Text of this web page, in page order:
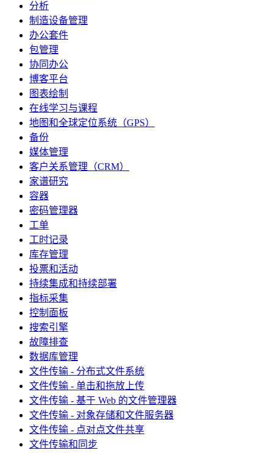
分析
制造设备管理
办公套件
包管理
协同办公
博客平台
图表绘制
在线学习与课程
地图和全球定位系统（GPS）
备份
媒体管理
客户关系管理（CRM）
家谱研究
容器
密码管理器
工单
工时记录
库存管理
投票和活动
持续集成和持续部署
指标采集
控制面板
搜索引擎
故障排查
数据库管理
文件传输 - 分布式文件系统
文件传输 - 单击和拖放上传
文件传输 - 基于 Web 的文件管理器
文件传输 - 对象存储和文件服务器
文件传输 - 点对点文件共享
文件传输和同步